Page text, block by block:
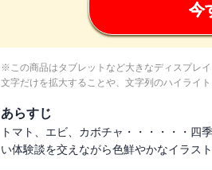
今
※この商品はタブレットなど大きなディスプレ
文字だけを拡大することや、文字列のハイライ
あらすじ
トマト、エビ、カボチャ・・・・・・四
い体験談を交えながら色鮮やかなイラス